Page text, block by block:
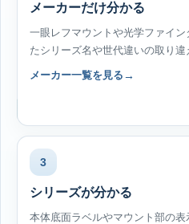
メーカーだけ分かる
一眼レフマウントや光学ファイ
たシリーズ名や世代違いの取り違
メーカー一覧を見る
3
シリーズが分かる
本体底面ラベルやマウント部の